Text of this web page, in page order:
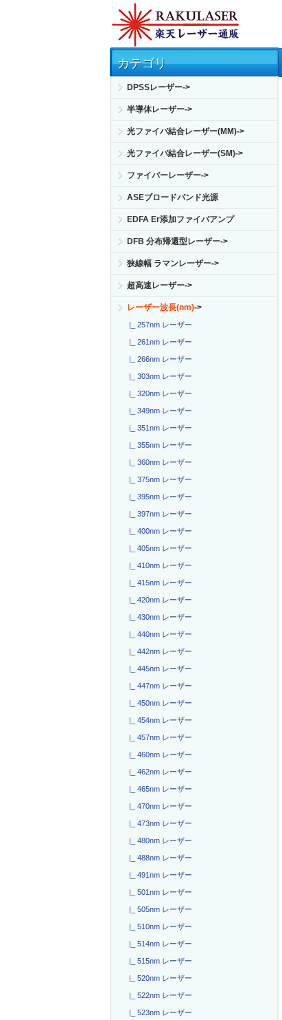
カテゴリ
DPSSレーザー->
半導体レーザー->
光ファイバ結合レーザー(MM)->
光ファイバ結合レーザー(SM)->
ファイバーレーザー->
ASEブロードバンド光源
EDFA Er添加ファイバアンプ
DFB 分布帰還型レーザー->
狭線幅 ラマンレーザー->
超高速レーザー->
レーザー波長(nm)->
|_ 257nm レーザー
|_ 261nm レーザー
|_ 266nm レーザー
|_ 303nm レーザー
|_ 320nm レーザー
|_ 349nm レーザー
|_ 351nm レーザー
|_ 355nm レーザー
|_ 360nm レーザー
|_ 375nm レーザー
|_ 395nm レーザー
|_ 397nm レーザー
|_ 400nm レーザー
|_ 405nm レーザー
|_ 410nm レーザー
|_ 415nm レーザー
|_ 420nm レーザー
|_ 430nm レーザー
|_ 440nm レーザー
|_ 442nm レーザー
|_ 445nm レーザー
|_ 447nm レーザー
|_ 450nm レーザー
|_ 454nm レーザー
|_ 457nm レーザー
|_ 460nm レーザー
|_ 462nm レーザー
|_ 465nm レーザー
|_ 470nm レーザー
|_ 473nm レーザー
|_ 480nm レーザー
|_ 488nm レーザー
|_ 491nm レーザー
|_ 501nm レーザー
|_ 505nm レーザー
|_ 510nm レーザー
|_ 514nm レーザー
|_ 515nm レーザー
|_ 520nm レーザー
|_ 522nm レーザー
|_ 523nm レーザー